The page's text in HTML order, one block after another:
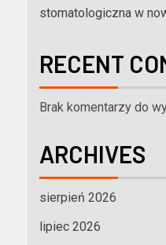
stomatologiczna w
RECENT
Brak komentarzy do
ARCHIVES
sierpień 2026
lipiec 2026